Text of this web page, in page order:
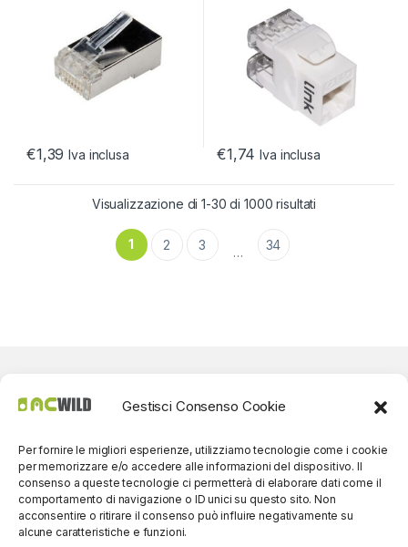
Gestisci Consenso Cookie
Per fornire le migliori esperienze, utilizziamo tecnologie come i cookie
per memorizzare e/o accedere alle informazioni del dispositivo. Il
consenso a queste tecnologie ci permetterà di elaborare dati come il
comportamento di navigazione o ID unici su questo sito. Non
acconsentire o ritirare il consenso può influire negativamente su
alcune caratteristiche e funzioni.
€1,39 Iva inclusa
50 Micron
€1,74 Iva inclusa
Visualizzazione di 1-30 di 1000 risultati
1 2 3 … 34